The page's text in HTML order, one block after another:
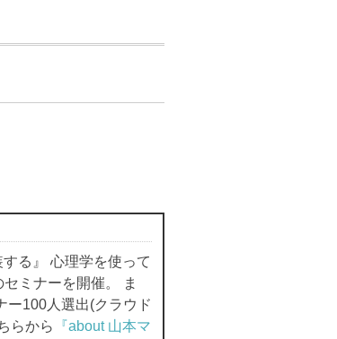
る』 心理学を使って
ミナーを開催。 ま
ー100人選出(クラウド
らから
『about 山本マ